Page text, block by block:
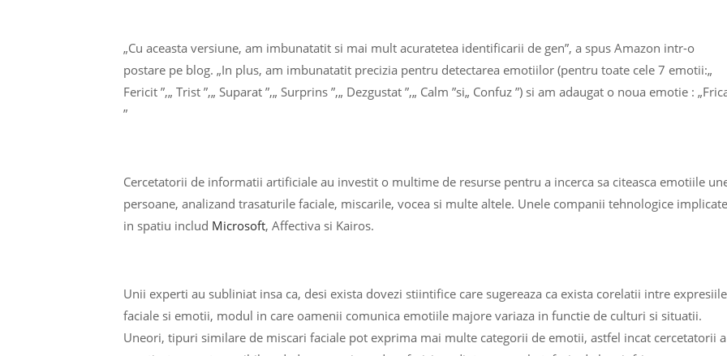
„Cu aceasta versiune, am imbunatatit si mai mult acuratetea identificarii de gen”, a spus Amazon intr-o
postare pe blog. „In plus, am imbunatatit precizia pentru detectarea emotiilor (pentru toate cele 7 emotii:„
Fericit ”,„ Trist ”,„ Suparat ”,„ Surprins ”,„ Dezgustat ”,„ Calm ”si„ Confuz ”) si am adaugat o noua emotie :
”
Cercetatorii de informatii artificiale au investit o multime de resurse pentru a incerca sa citeasca emotiile
persoane, analizand trasaturile faciale, miscarile, vocea si multe altele. Unele companii tehnologice implicate
in spatiu includ Microsoft, Affectiva si Kairos.
Unii experti au subliniat insa ca, desi exista dovezi stiintifice care sugereaza ca exista corelatii intre expresiile
faciale si emotii, modul in care oamenii comunica emotiile majore variaza in functie de culturi si situatii.
Uneori, tipuri similare de miscari faciale pot exprima mai multe categorii de emotii, astfel incat cercetatorii